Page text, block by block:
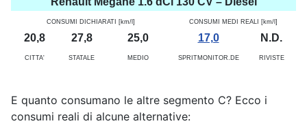
CONSUMI DICHIARATI [km/l] CONSUMI MEDI REALI [km/l]
20,8 27,8 25,0 17,0 N.D.
CITTA' STATALE MEDIO SPRITMONITOR.DE RIVISTE
E quanto consumano le altre segmento C? Ecco i
consumi reali di alcune alternative: